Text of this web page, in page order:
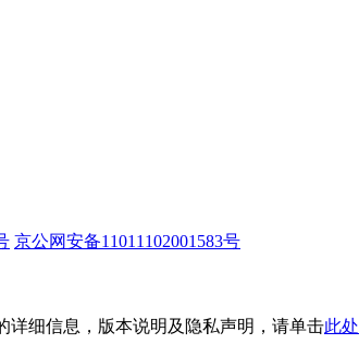
京公网安备11011102001583号
详细信息，版本说明及隐私声明，请单击此处